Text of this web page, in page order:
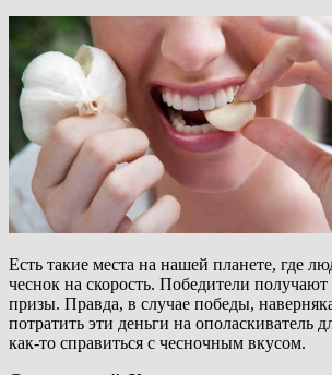
Есть такие места на нашей планете, где
чеснок на скорость. Победители
призы. Правда, в случае победы,
потратить эти деньги на ополаскиватель
как-то справиться с чесночным вкусом.